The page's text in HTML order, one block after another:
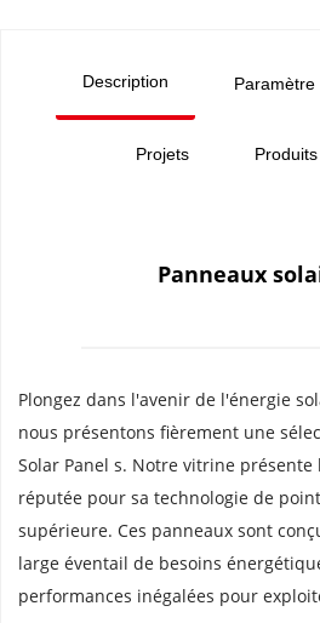
Description Paramètre
Projets
Panneaux
Plongez dans l'avenir de l'énergie
nous présentons fièrement une
Solar Panel s. Notre vitrine
réputée pour sa technologie de
supérieure. Ces panneaux sont
large éventail de besoins
performances inégalées pour